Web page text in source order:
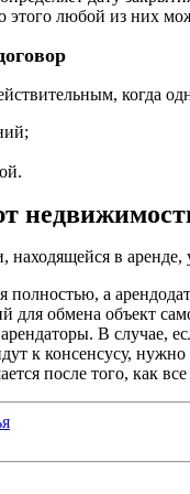
любой из них
когда
в аренде,
полностью, а
для обмена объект
В случае,
к консенсусу,
после того, как